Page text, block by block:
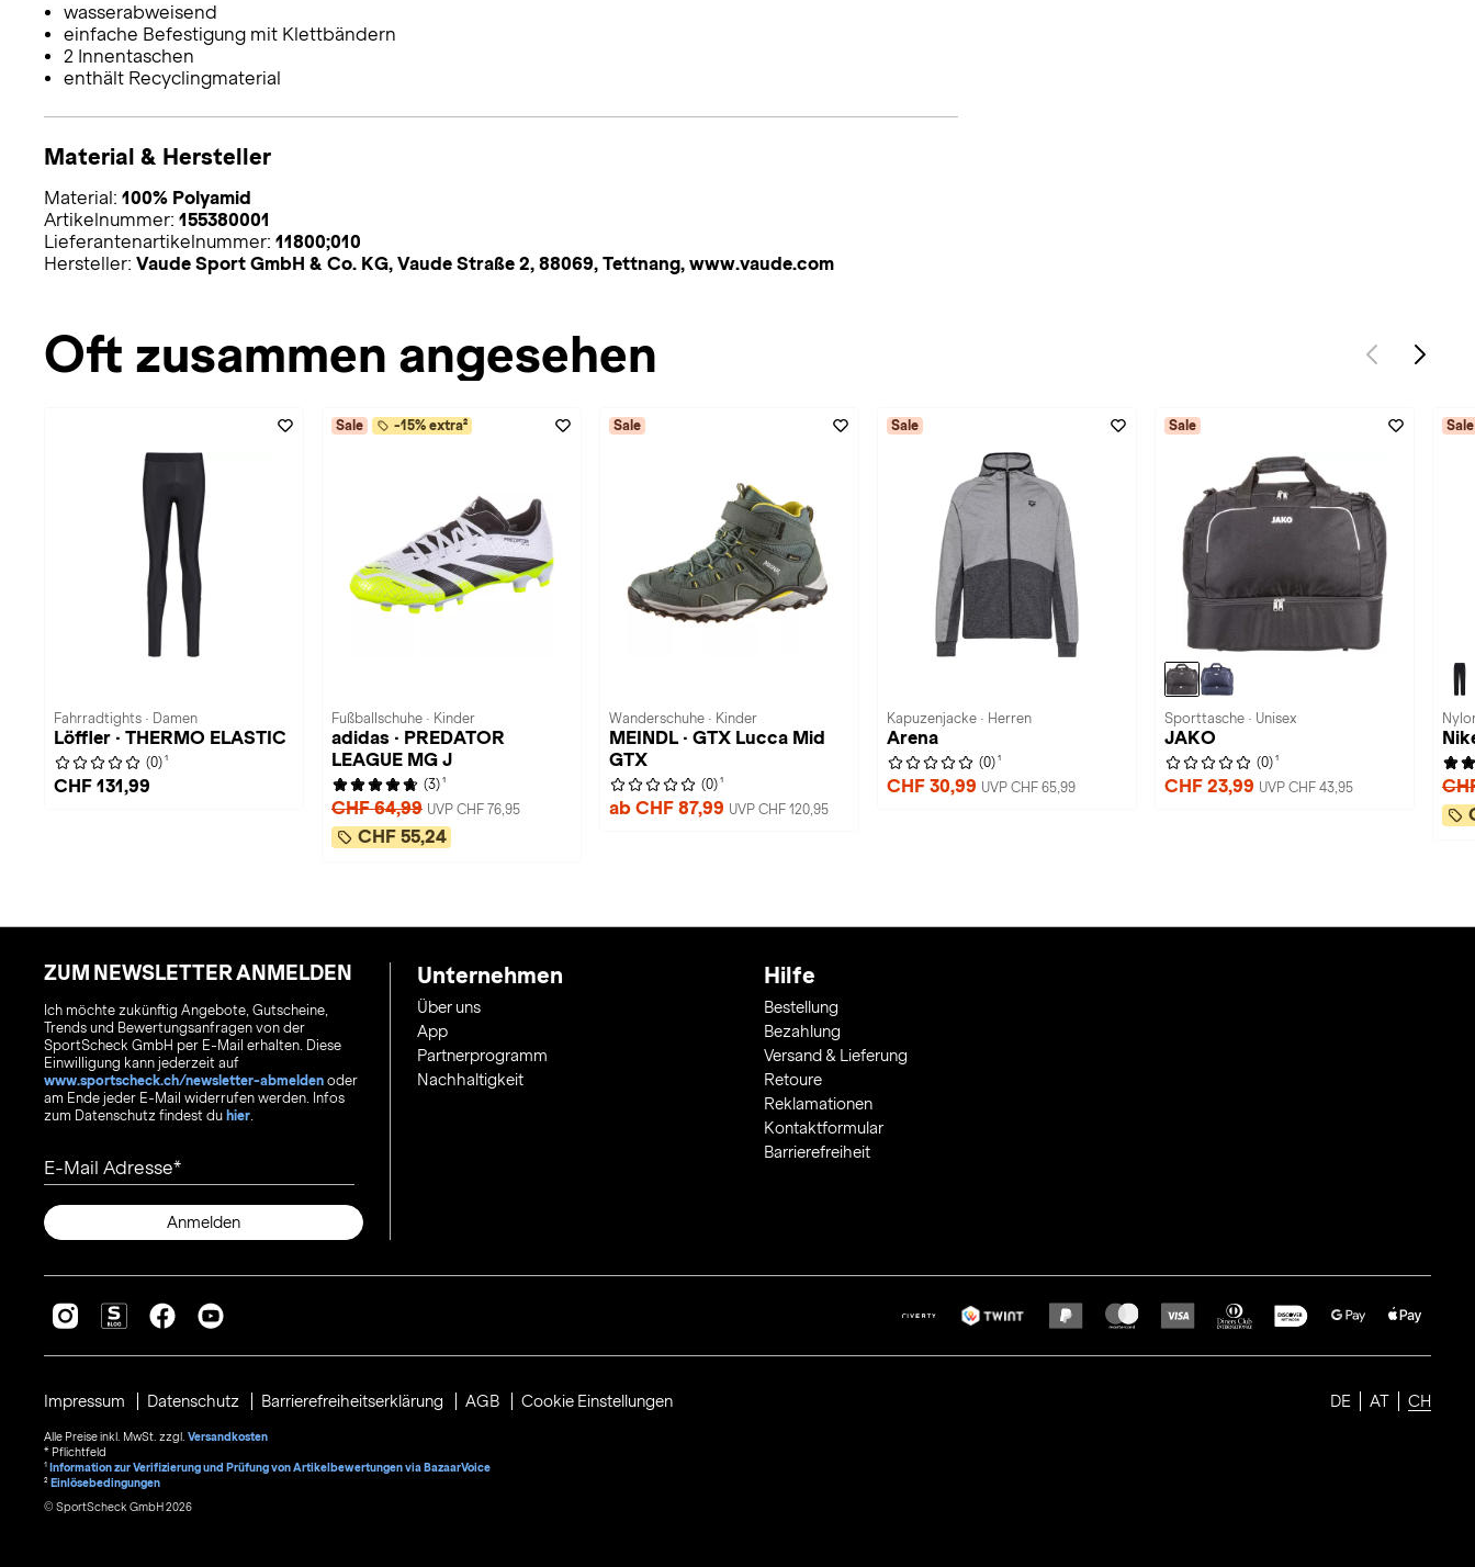
wasserabweisend
einfache Befestigung mit Klettbändern
2 Innentaschen
enthält Recyclingmaterial
Material & Hersteller
Material: 100% Polyamid
Artikelnummer: 155380001
Lieferantenartikelnummer: 11800;010
Hersteller: Vaude Sport GmbH & Co. KG, Vaude Straße 2, 88069, Tettnang, www.vaude.com
Oft zusammen angesehen
Fahrradtights · Damen
Löffler · THERMO ELASTIC
(0) 1
CHF 131,99
Sale -15% extra²
Fußballschuhe · Kinder
adidas · PREDATOR
LEAGUE MG J
(3) 1
CHF 64,99 UVP CHF 76,95
CHF 55,24
Sale
Wanderschuhe · Kinder
MEINDL · GTX Lucca Mid
GTX
(0) 1
ab CHF 87,99 UVP CHF 120,95
Sale
Kapuzenjacke · Herren
Arena
(0) 1
CHF 30,99 UVP CHF 65,99
Sale
Sporttasche · Unisex
JAKO
(0) 1
CHF 23,99 UVP CHF 43,95
Sale
ZUM NEWSLETTER ANMELDEN
Ich möchte zukünftig Angebote, Gutscheine,
Trends und Bewertungsanfragen von der
SportScheck GmbH per E-Mail erhalten. Diese
Einwilligung kann jederzeit auf
www.sportscheck.ch/newsletter-abmelden oder
am Ende jeder E-Mail widerrufen werden. Infos
zum Datenschutz findest du hier
E-Mail Adresse
Anmelden
Unternehmen
Über uns
App
Partnerprogramm
Nachhaltigkeit
Hilfe
Bestellung
Bezahlung
Versand & Lieferung
Retoure
Reklamationen
Kontaktformular
Barrierefreiheit
DE AT CH
Impressum Datenschutz Barrierefreiheitserklärung AGB Cookie Einstellungen
Alle Preise inkl. MwSt. zzgl. Versandkosten
* Pflichtfeld
1 Information zur Verifizierung und Prüfung von Artikelbewertungen via BazaarVoice
² Einlösebedingungen
© SportScheck GmbH 2026